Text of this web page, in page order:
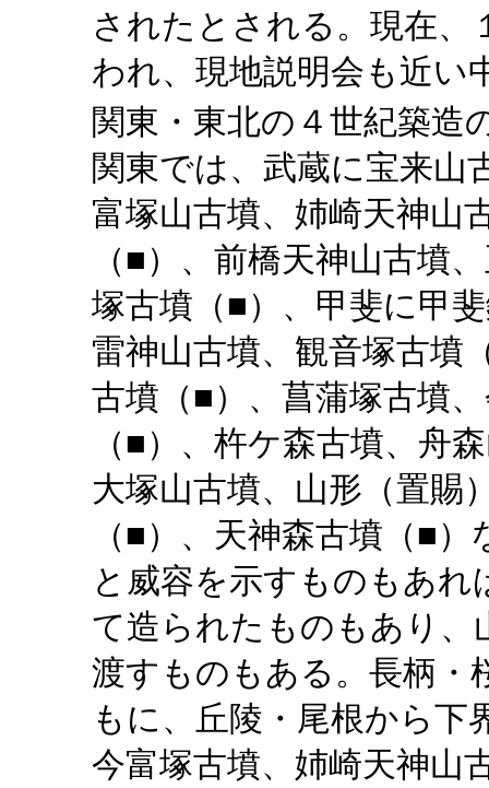
されたとされる。現在、
われ、現地説明会も近い
関東・東北の４世紀築造
関東では、武蔵に宝来山
富塚山古墳、姉崎天神山
（■）、前橋天神山古墳
塚古墳（■）、甲斐に甲
雷神山古墳、観音塚古墳
古墳（■）、菖蒲塚古墳
（■）、杵ケ森古墳、舟
大塚山古墳、山形（置賜
（■）、天神森古墳（■
と威容を示すものもあ
て造られたものもあり、
渡すものもある。長柄・
もに、丘陵・尾根から下
今富塚古墳、姉崎天神山